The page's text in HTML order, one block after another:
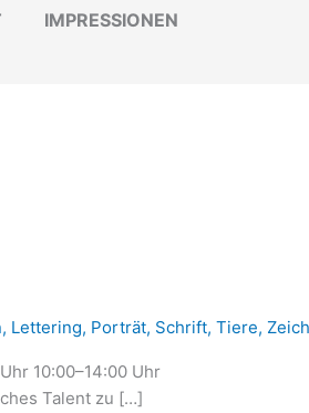
IMPRESSIONEN
, Lettering, Porträt, Schrift, Tiere,
10:00–16:00 Uhr 10:00–14:00
Talent zu […]